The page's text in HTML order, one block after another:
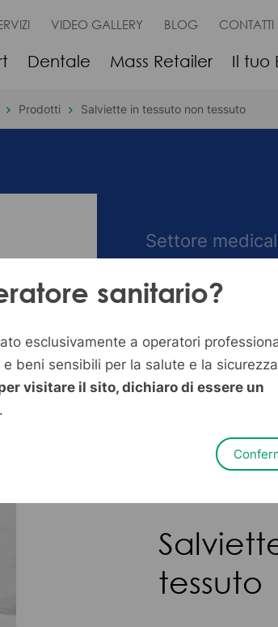
VIDEO GALLERY BLOG CONTATTI
Dentale Mass Retailer Il tuo
Prodotti Salviette in tessuto non tessuto
Settore
tessuto
sanitario?
esclusivamente a operatori
beni sensibili per la salute e la
visitare il sito, dichiaro di essere un